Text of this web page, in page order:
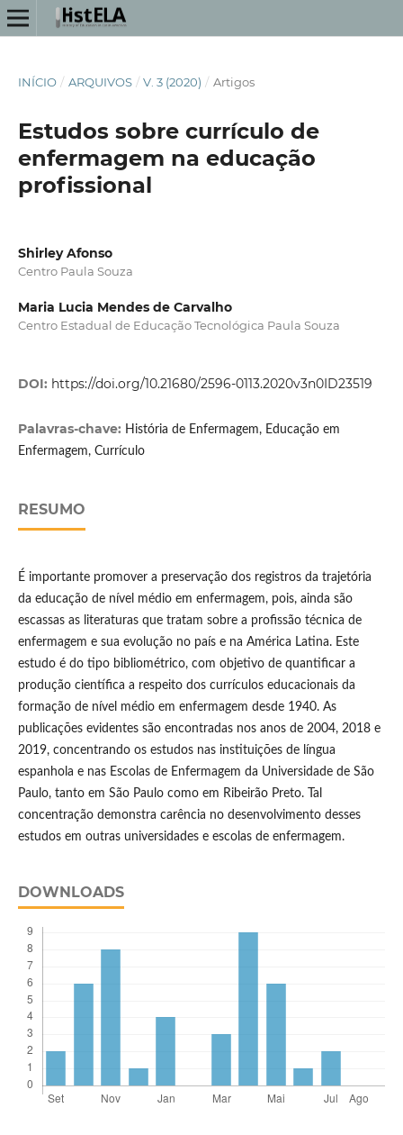
INÍCIO / ARQUIVOS / V. 3 (2020) / Artigos
Estudos sobre currículo de
enfermagem na educação
profissional
Shirley Afonso
Centro Paula Souza
Maria Lucia Mendes de Carvalho
Centro Estadual de Educação Tecnológica Paula Souza
DOI: https://doi.org/10.21680/2596-0113.2020v3n0ID23519
Palavras-chave: História de Enfermagem, Educação em
Enfermagem, Currículo
RESUMO
É importante promover a preservação dos registros da trajetória
da educação de nível médio em enfermagem, pois, ainda são
escassas as literaturas que tratam sobre a profissão técnica de
enfermagem e sua evolução no país e na América Latina. Este
estudo é do tipo bibliométrico, com objetivo de quantificar a
produção científica a respeito dos currículos educacionais da
formação de nível médio em enfermagem desde 1940. As
publicações evidentes são encontradas nos anos de 2004, 2018 e
2019, concentrando os estudos nas instituições de língua
espanhola e nas Escolas de Enfermagem da Universidade de São
Paulo, tanto em São Paulo como em Ribeirão Preto. Tal
concentração demonstra carência no desenvolvimento desses
estudos em outras universidades e escolas de enfermagem.
DOWNLOADS